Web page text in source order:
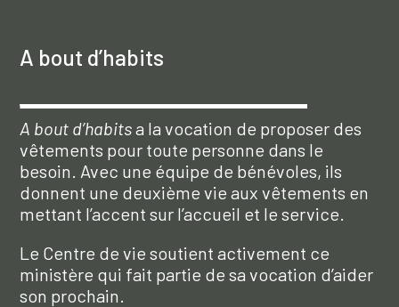
A bout d’habits
A bout d’habitsa la vocation de proposer des
vêtements pour toute personne dans le
besoin. Avec une équipe de bénévoles, ils
donnent une deuxième vie aux vêtements en
mettant l’accent sur l’accueil et le service.
Le Centre de vie soutient activement ce
ministère qui fait partie de sa vocation d’aider
son prochain.